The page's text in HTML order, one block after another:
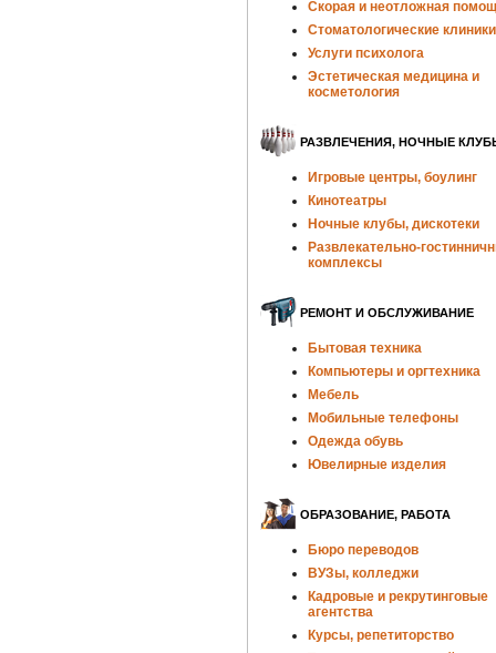
Скорая и неотложная
Стоматологические клиники
Услуги психолога
Эстетическая медицина и
косметология
РАЗВЛЕЧЕНИЯ, НОЧНЫЕ
Игровые центры, боулинг
Кинотеатры
Ночные клубы, дискотеки
Развлекательно-
комплексы
РЕМОНТ И ОБСЛУЖИВАНИЕ
Бытовая техника
Компьютеры и оргтехника
Мебель
Мобильные телефоны
Одежда обувь
Ювелирные изделия
ОБРАЗОВАНИЕ, РАБОТА
Бюро переводов
ВУЗы, колледжи
Кадровые и рекрутинговые
агентства
Курсы, репетиторство